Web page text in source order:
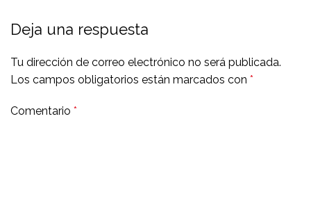
Deja una respuesta
Tu dirección de correo electrónico no será publicada.
Los campos obligatorios están marcados con *
Comentario *